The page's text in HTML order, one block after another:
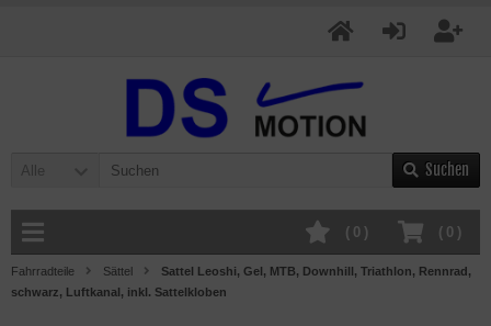
Alle Suchen
( 0 )
( 0 )
Fahrradteile Sättel
Sattel Leoshi, Gel, MTB, Downhill, Triathlon, Rennrad,
schwarz, Luftkanal, inkl. Sattelkloben